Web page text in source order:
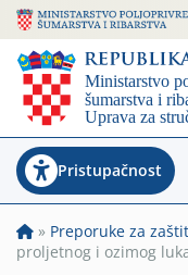
Pristupačnost
» Preporuke za
proljetnog i ozimog